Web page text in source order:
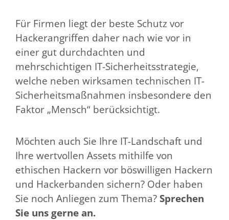
Für Firmen liegt der beste Schutz vor
Hackerangriffen daher nach wie vor in
einer gut durchdachten und
mehrschichtigen IT-Sicherheitsstrategie,
welche neben wirksamen technischen IT-
Sicherheitsmaßnahmen insbesondere den
Faktor „Mensch“ berücksichtigt.
Möchten auch Sie Ihre IT-Landschaft und
Ihre wertvollen Assets mithilfe von
ethischen Hackern vor böswilligen Hackern
und Hackerbanden sichern? Oder haben
Sie noch Anliegen zum Thema? Sprechen
Sie uns gerne an.